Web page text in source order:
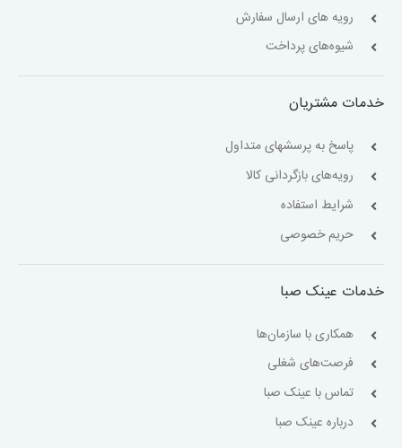
رویه های ارسال سفارش
شیوه‌های پرداخت
خدمات مشتریان
پاسخ به پرسشهای متداول
رویه‌های بازگردانی کالا
شرایط استفاده
حریم خصوصی
خدمات عینک صبا
همکاری با سازمان‌ها
فرصت‌های شغلی
تماس با عینک صبا
درباره عینک صبا